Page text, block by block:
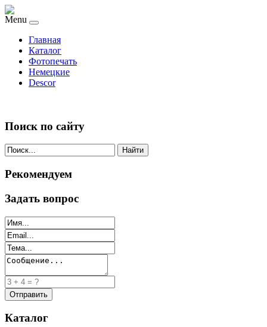
Menu
Главная
Каталог
Фотопечать
Немецкие
Descor
Поиск по сайту
Найти
Рекомендуем
Задать вопрос
Каталог